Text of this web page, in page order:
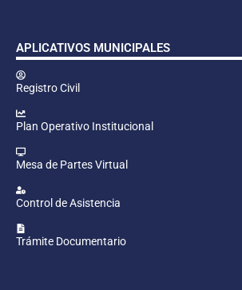
APLICATIVOS MUNICIPALES
Registro Civil
Plan Operativo Institucional
Mesa de Partes Virtual
Control de Asistencia
Trámite Documentario